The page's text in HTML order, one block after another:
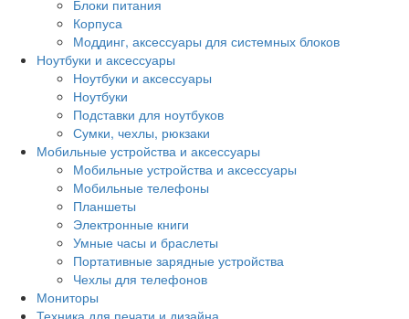
Блоки питания
Корпуса
Моддинг, аксессуары для системных блоков
Ноутбуки и аксессуары
Ноутбуки и аксессуары
Ноутбуки
Подставки для ноутбуков
Сумки, чехлы, рюкзаки
Мобильные устройства и аксессуары
Мобильные устройства и аксессуары
Мобильные телефоны
Планшеты
Электронные книги
Умные часы и браслеты
Портативные зарядные устройства
Чехлы для телефонов
Мониторы
Техника для печати и дизайна